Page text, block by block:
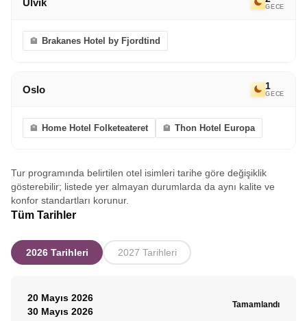
GECE
Brakanes Hotel by Fjordtind
Oslo 1
GECE
Home Hotel Folketeateret Thon Hotel Europa
Tur programında belirtilen otel isimleri tarihe göre değişiklik
gösterebilir; listede yer almayan durumlarda da aynı kalite ve
konfor standartları korunur.
Tüm Tarihler
2026 Tarihleri 2027 Tarihleri
20 Mayıs 2026
30 Mayıs 2026
Tamamlandı